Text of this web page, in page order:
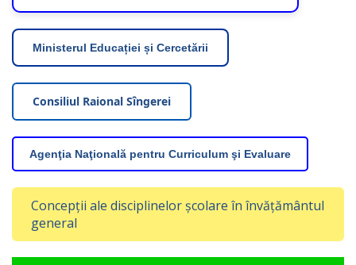
Ministerul Educației și Cercetării
Consiliul Raional Sîngerei
Agenţia Naţională pentru Curriculum şi Evaluare
Concepții ale disciplinelor școlare în învățământul
general